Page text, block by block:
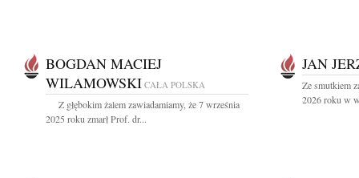
BOGDAN MACIEJ
WILAMOWSKI CAŁA POLSKA
Z głębokim żalem zawiadamiamy, że 7 września
2025 roku zmarł Prof. dr...
JAN
Ze smutkiem
2026 roku w